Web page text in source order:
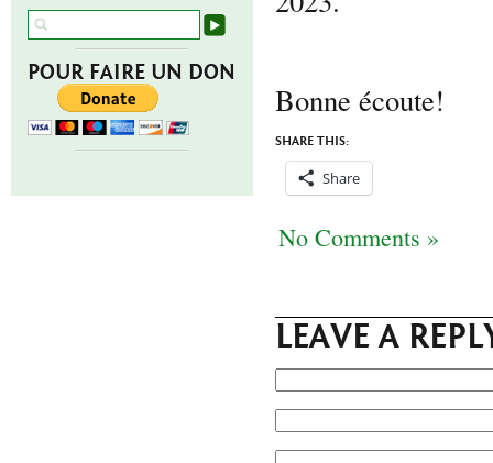
POUR FAIRE UN DON
Bonne écoute!
SHARE THIS:
Share
No Comments »
LEAVE A